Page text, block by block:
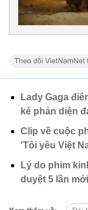
Lady Gaga
kẻ phản diện
Clip về cuộc
'Tôi yêu Việt
Lý do phim
duyệt 5 lần